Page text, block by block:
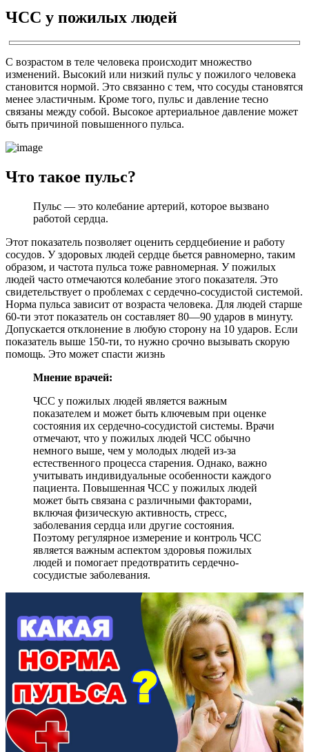
ЧСС у пожилых людей
С возрастом в теле человека происходит множество
изменений. Высокий или низкий пульс у пожилого человека
становится нормой. Это связанно с тем, что сосуды становятся
менее эластичным. Кроме того, пульс и давление тесно
связаны между собой. Высокое артериальное давление может
быть причиной повышенного пульса.
Что такое пульс?
Пульс — это колебание артерий, которое вызвано
работой сердца.
Этот показатель позволяет оценить сердцебиение и работу
сосудов. У здоровых людей сердце бьется равномерно, таким
образом, и частота пульса тоже равномерная. У пожилых
людей часто отмечаются колебание этого показателя. Это
свидетельствует о проблемах с сердечно-сосудистой системой.
Норма пульса зависит от возраста человека. Для людей старше
60-ти этот показатель он составляет 80—90 ударов в минуту.
Допускается отклонение в любую сторону на 10 ударов. Если
показатель выше 150-ти, то нужно срочно вызывать скорую
помощь. Это может спасти жизнь
Мнение врачей:
ЧСС у пожилых людей является важным
показателем и может быть ключевым при оценке
состояния их сердечно-сосудистой системы. Врачи
отмечают, что у пожилых людей ЧСС обычно
немного выше, чем у молодых людей из-за
естественного процесса старения. Однако, важно
учитывать индивидуальные особенности каждого
пациента. Повышенная ЧСС у пожилых людей
может быть связана с различными факторами,
включая физическую активность, стресс,
заболевания сердца или другие состояния.
Поэтому регулярное измерение и контроль ЧСС
является важным аспектом здоровья пожилых
людей и помогает предотвратить сердечно-
сосудистые заболевания.